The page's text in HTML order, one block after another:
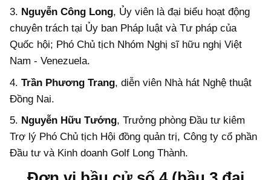
3. Nguyễn Công Long, Ủy viên là đại biểu hoạt động
chuyên trách tại Ủy ban Pháp luật và Tư pháp của
Quốc hội; Phó Chủ tịch Nhóm Nghị sĩ hữu nghị Việt
Nam - Venezuela.
4. Trần Phương Trang, diễn viên Nhà hát Nghệ thuật
Đồng Nai.
5. Nguyễn Hữu Tướng, Trưởng phòng Đầu tư kiêm
Trợ lý Phó Chủ tịch Hội đồng quản trị, Công ty cổ phần
Đầu tư và Kinh doanh Golf Long Thành.